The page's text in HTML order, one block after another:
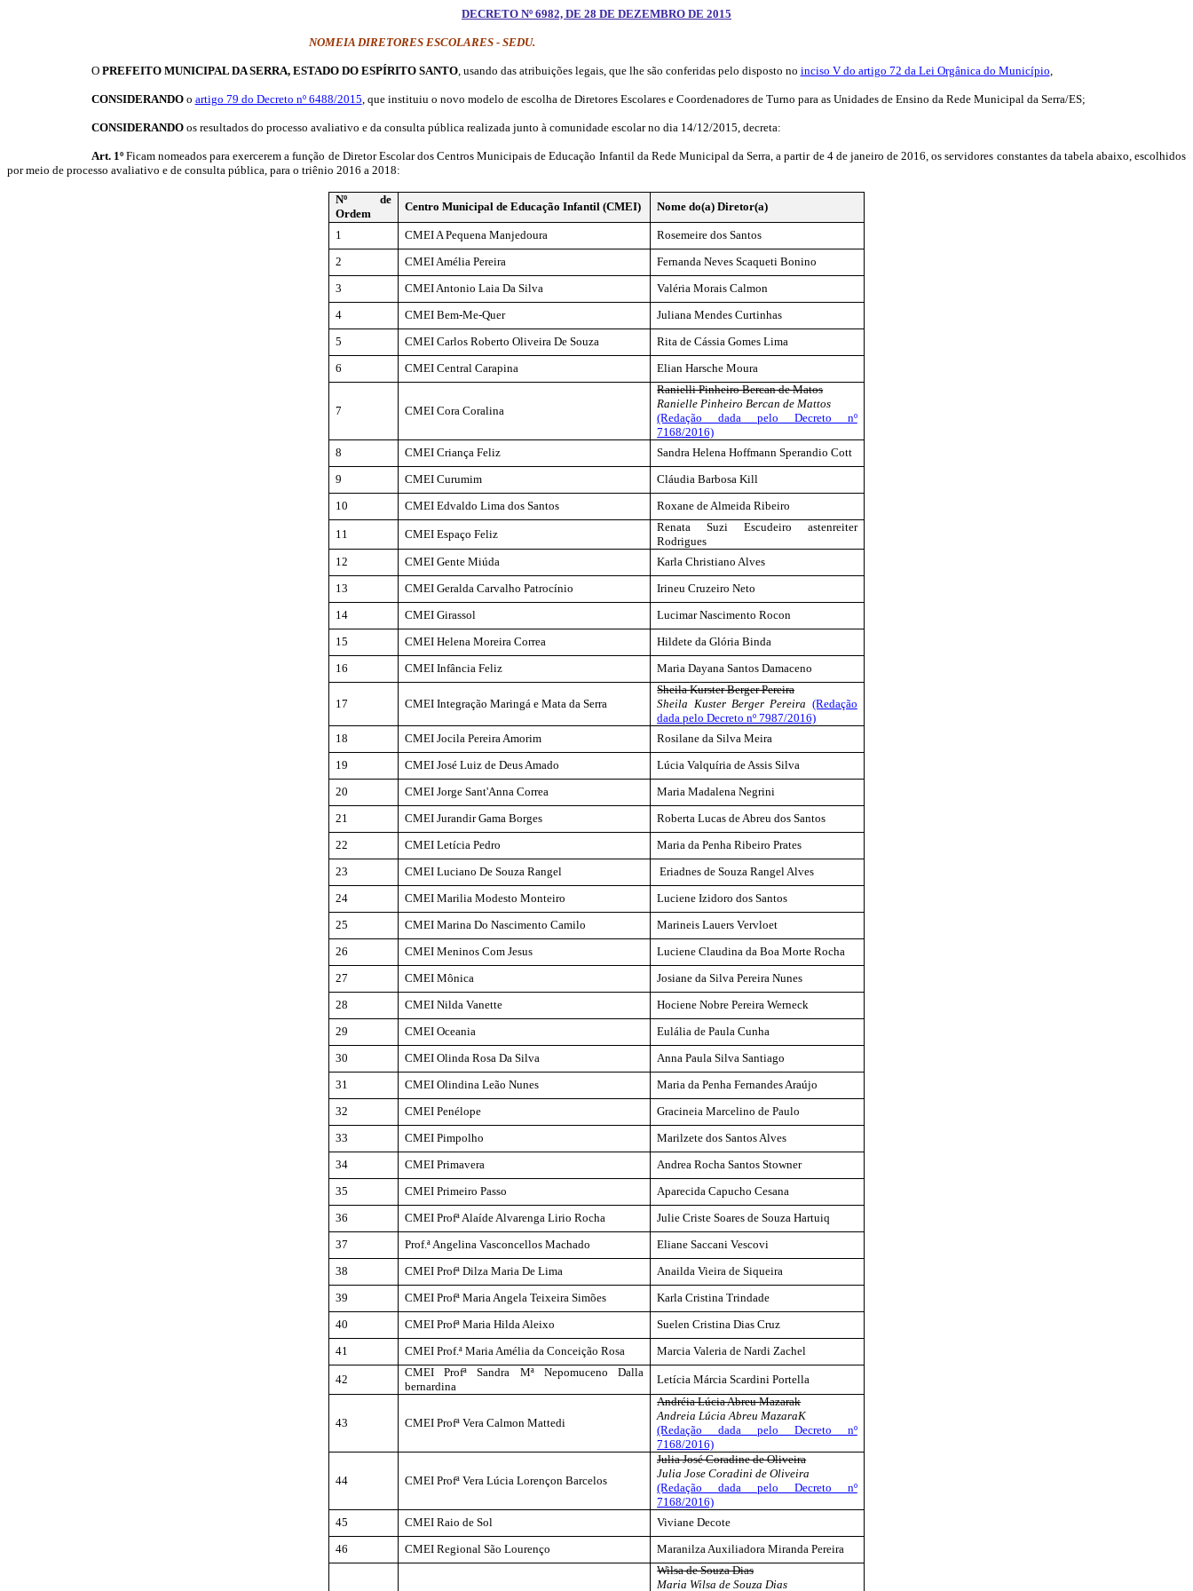
DECRETO Nº 6982, DE 28 DE DEZEMBRO DE 2015
NOMEIA DIRETORES ESCOLARES - SEDU.
O PREFEITO MUNICIPAL DA SERRA, ESTADO DO ESPÍRITO SANTO, usando das atribuições legais, que lhe são conferidas pelo disposto no inciso V do artigo 72 da Lei Orgânica do Município,
CONSIDERANDOo artigo 79 do Decreto nº 6488/2015, que instituiu o novo modelo de escolha de Diretores Escolares e Coordenadores de Turno para as Unidades de Ensino da Rede Municipal da Serra/ES;
CONSIDERANDO os resultados do processo avaliativo e da consulta pública realizada junto à comunidade escolar no dia 14/12/2015, decreta:
Art. 1º Ficam nomeados para exercerem a função de Diretor Escolar dos Centros Municipais de Educação Infantil da Rede Municipal da Serra, a partir de 4 de janeiro de 2016, os servidores constantes da tabela abaixo, escolhidos
por meio de processo avaliativo e de consulta pública, para o triênio 2016 a 2018:
Nº de
Ordem
Centro Municipal de Educação Infantil (CMEI) Nome do(a) Diretor(a)
1 CMEI A Pequena Manjedoura
Rosemeire dos Santos
2
CMEI Amélia Pereira Fernanda NevesScaqueti Bonino
3
CMEI Antonio Laia Da Silva
Valéria Morais Calmon
4
CMEI Bem-Me-Quer
Juliana Mendes Curtinhas
5
CMEI Carlos Roberto Oliveira De Souza
Rita de Cássia Gomes Lima
6
CMEI Central Carapina Elian Harsche Moura
7 CMEI Cora Coralina
Ranielli PinheiroBercande Matos
Ranielle PinheiroBercan de Mattos
(Redação dada pelo Decreto nº
7168/2016)
8
CMEI Criança Feliz Sandra Helena HoffmannSperandio Cott
9
CMEI Curumim Cláudia BarbosaKill
10
CMEI Edvaldo Lima dos Santos Roxane de Almeida Ribeiro
11 CMEI Espaço Feliz
Renata Suzi Escudeiro astenreiter
Rodrigues
12
CMEI Gente Miúda
Karla Christiano Alves
13
CMEI Geralda Carvalho Patrocínio
Irineu Cruzeiro Neto
14
CMEI Girassol Lucimar NascimentoRocon
15
CMEI Helena Moreira Correa Hildete da GlóriaBinda
16
CMEI Infância Feliz Maria Dayana SantosDamaceno
17 CMEI Integração Maringá e Mata da Serra
SheilaKursterBerger Pereira
Sheila KusterBerger Pereira (Redação
dada pelo Decreto nº 7987/2016)
18
CMEIJocila Pereira Amorim Rosilane da Silva Meira
19
CMEI José Luiz de Deus Amado
Lúcia Valquíria de Assis Silva
20
CMEI Jorge Sant'Anna Correa
Maria Madalena Negrini
21
CMEI Jurandir Gama Borges
Roberta Lucas de Abreu dos Santos
22
CMEI Letícia Pedro
Maria da Penha Ribeiro Prates
23
CMEI Luciano De Souza Rangel Eriadnes de Souza Rangel Alves
24
CMEI Marilia Modesto Monteiro LucieneIzidoro dos Santos
25
CMEI Marina Do Nascimento Camilo MarineisLauers Vervloet
26
CMEI Meninos Com Jesus
Luciene Claudina da Boa Morte Rocha
27
CMEI Mônica
Josiane da Silva Pereira Nunes
28
CMEI NildaVanette Hociene Nobre Pereira Werneck
29
CMEI Oceania
Eulália de Paula Cunha
30
CMEI Olinda Rosa Da Silva
Anna Paula Silva Santiago
31
CMEI Olindina Leão Nunes
Maria da Penha Fernandes Araújo
32
CMEI Penélope Gracineia Marcelino de Paulo
33
CMEI Pimpolho Marilzete dos Santos Alves
34
CMEI Primavera Andrea Rocha SantosStowner
35
CMEI Primeiro Passo Aparecida CapuchoCesana
36
CMEIProfªAlaíde AlvarengaLirio Rocha JulieCriste Soares de SouzaHartuiq
37
Prof.ª Angelina Vasconcellos Machado ElianeSaccani Vescovi
38
CMEIProfª Dilza Maria De Lima Anailda Vieira de Siqueira
39
CMEIProfª MariaAngela Teixeira Simões
Karla Cristina Trindade
40
CMEIProfª Maria Hilda Aleixo
Suelen Cristina Dias Cruz
41
CMEI Prof.ª Maria Amélia da Conceição Rosa Marcia Valeria deNardi Zachel
42
CMEIProfª Sandra Mª Nepomuceno Dalla
bernardina
Letícia MárciaScardini Portella
43 CMEIProfª Vera CalmonMattedi
Andréia Lúcia AbreuMazarak
Andreia Lúcia AbreuMazaraK
(Redação dada pelo Decreto nº
7168/2016)
44 CMEIProfª Vera LúciaLorençon Barcelos
Julia JoséCoradinede Oliveira
Julia JoseCoradini de Oliveira
(Redação dada pelo Decreto nº
7168/2016)
45
CMEI Raio de Sol
Viviane Decote
46
CMEI Regional São Lourenço MaranilzaAuxiliadora Miranda Pereira
Wilsade Souza Dias
Maria Wilsa de Souza Dias